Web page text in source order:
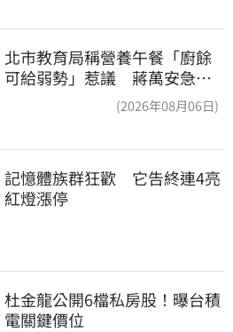
北市教育局稱營養午餐「廚餘
可給弱勢」惹議 蔣萬安急
(2026年08月06日)
記憶體族群狂歡　它告終連4亮
紅燈漲停
杜金龍公開6檔私房股！曝台積
電關鍵價位